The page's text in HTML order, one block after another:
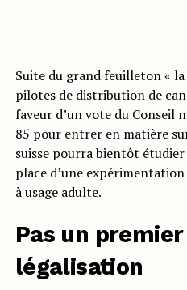
Suite du grand feuilleton «
pilotes de distribution de
faveur d’un vote du Conseil
85 pour entrer en matière
suisse pourra bientôt
place d’une
à usage adulte.
Pas un
légalisation